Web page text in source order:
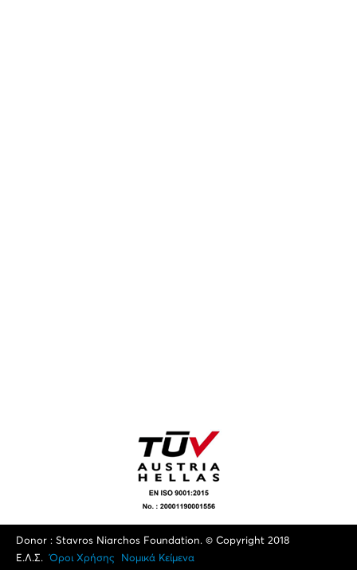
Donor : Stavros Niarchos Foundation. © Copyright 2018
Ε.Λ.Σ.Όροι Xρήσης Νομικά Κείμενα